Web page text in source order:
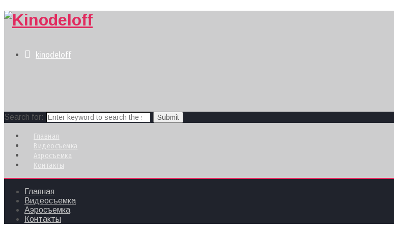
kinodeloff
Search for:
Главная
Видеосъемка
Аэросъемка
Контакты
Главная
Видеосъемка
Аэросъемка
Контакты